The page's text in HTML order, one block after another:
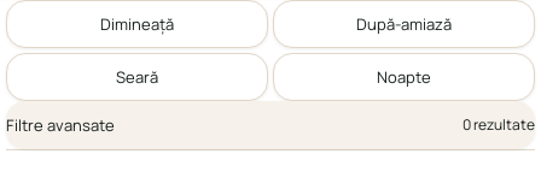
Dimineață După-amiază
Seară Noapte
Filtre avansate 0 rezultate